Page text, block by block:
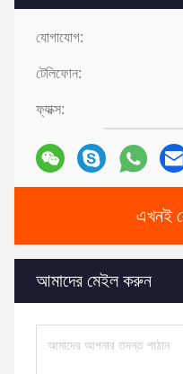
যোগাযোগ:
টেলিফোন:
ফ্যাক্স:
এখনই
আমাদের মেইল ​​করুন